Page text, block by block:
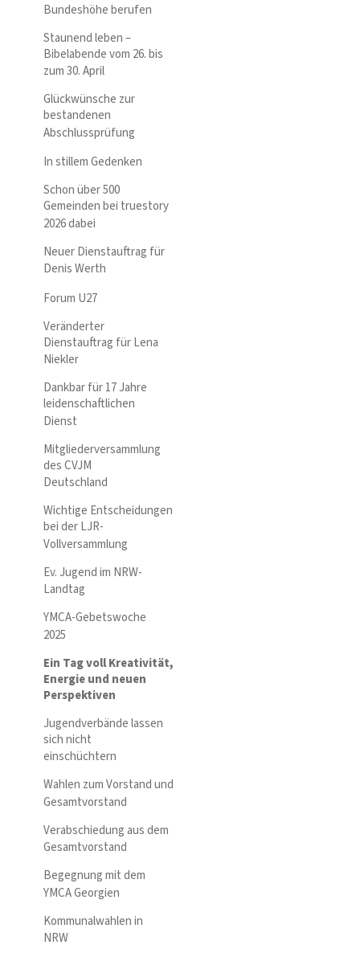
Bundeshöhe berufen
Staunend leben –
Bibelabende vom 26. bis
zum 30. April
Glückwünsche zur
bestandenen
Abschlussprüfung
In stillem Gedenken
Schon über 500
Gemeinden bei truestory
2026 dabei
Neuer Dienstauftrag für
Denis Werth
Forum U27
Veränderter
Dienstauftrag für Lena
Niekler
Dankbar für 17 Jahre
leidenschaftlichen
Dienst
Mitgliederversammlung
des CVJM
Deutschland
Wichtige Entscheidungen
bei der LJR-
Vollversammlung
Ev. Jugend im NRW-
Landtag
YMCA-Gebetswoche
2025
Ein Tag voll Kreativität,
Energie und neuen
Perspektiven
Jugendverbände lassen
sich nicht
einschüchtern
Wahlen zum Vorstand und
Gesamtvorstand
Verabschiedung aus dem
Gesamtvorstand
Begegnung mit dem
YMCA Georgien
Kommunalwahlen in
NRW